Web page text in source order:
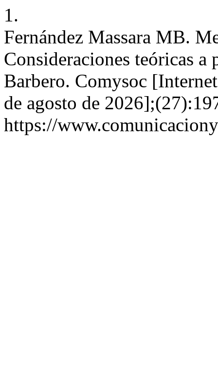
1.
Fernández Massara MB.
Consideraciones teóricas
Barbero. Comysoc
de agosto de
https://